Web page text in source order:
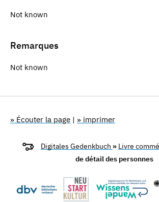
Not known
Remarques
Not known
» Écouter la page | » imprimer
Digitales Gedenkbuch » Livre
de détail des personnes